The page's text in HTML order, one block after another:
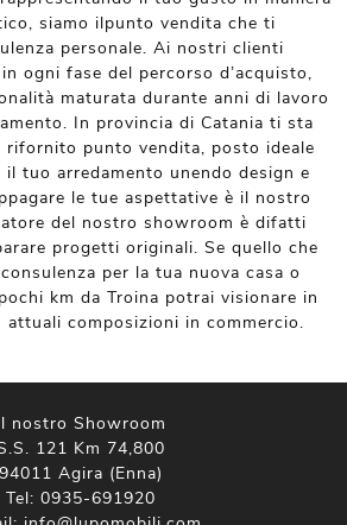
siamo ilpunto vendita che ti
personale. Ai nostri clienti
ogni fase del percorso d’acquisto,
maturata durante anni di lavoro
In provincia di Catania ti sta
punto vendita, posto ideale
tuo arredamento unendo design e
le tue aspettative è il nostro
del nostro showroom è difatti
progetti originali. Se quello che
per la tua nuova casa o
km da Troina potrai visionare in
attuali composizioni in commercio.
nostro Showroom
121 Km 74,800
94011 Agira (Enna)
Tel: 0935-691920